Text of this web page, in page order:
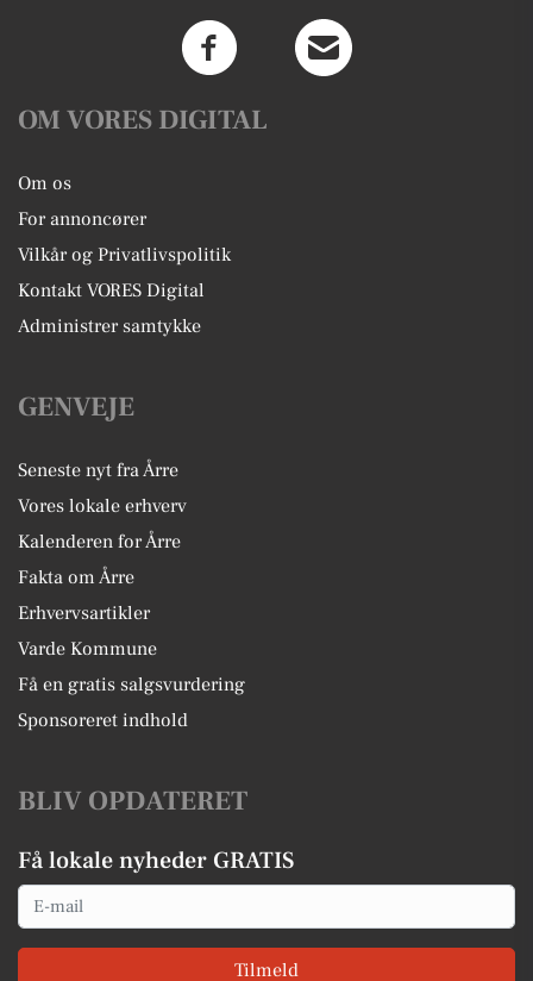
OM VORES DIGITAL
Om os
For annoncører
Vilkår og Privatlivspolitik
Kontakt VORES Digital
Administrer samtykke
GENVEJE
Seneste nyt fra Årre
Vores lokale erhverv
Kalenderen for Årre
Fakta om Årre
Erhvervsartikler
Varde Kommune
Få en gratis salgsvurdering
Sponsoreret indhold
BLIV OPDATERET
Få lokale nyheder GRATIS
Email
Tilmeld